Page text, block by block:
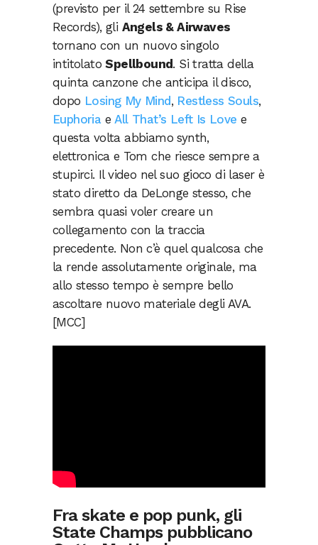
(previsto per il 24 settembre su Rise
Records), gli Angels &Airwaves
tornano con un nuovo singolo
intitolatoSpellbound. Si tratta della
quinta canzone che anticipa il disco,
dopo Losing My Mind, Restless Souls,
Euphoria eAll That’s Left Is Love e
questa volta abbiamo synth,
elettronica e Tom che riesce sempre a
stupirci. Il video nel suo gioco di laser è
stato diretto da DeLonge stesso, che
sembra quasi voler creare un
collegamento con la traccia
precedente. Non c’è quel qualcosa che
la rende assolutamente originale, ma
allo stesso tempo è sempre bello
ascoltare nuovo materiale degli AVA.
[MCC]
Fra skate e pop punk, gli
State Champs pubblicano